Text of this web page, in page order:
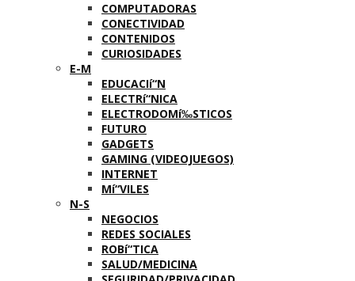
COMPUTADORAS
CONECTIVIDAD
CONTENIDOS
CURIOSIDADES
E-M
EDUCACIí“N
ELECTRí“NICA
ELECTRODOMí‰STICOS
FUTURO
GADGETS
GAMING (VIDEOJUEGOS)
INTERNET
Mí“VILES
N-S
NEGOCIOS
REDES SOCIALES
ROBí“TICA
SALUD/MEDICINA